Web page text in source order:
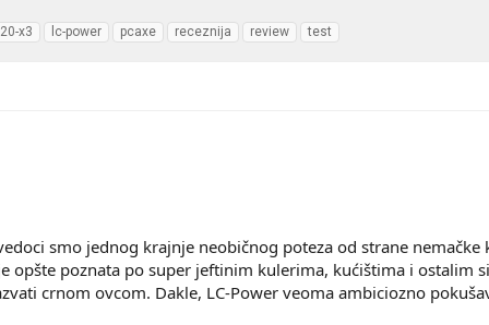
x3 lc-power pcaxe receznija review test
smo jednog krajnje neobičnog poteza od strane
opšte poznata po super jeftinim kulerima, kućištima i ostalim
crnom ovcom. Dakle, LC-Power veoma ambiciozno